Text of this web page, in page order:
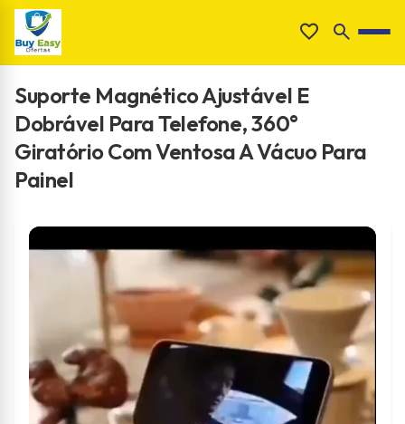
Pular
para
favorite
search
Suporte Magnético Ajustável E
Dobrável Para Telefone, 360°
Giratório Com Ventosa A Vácuo Para
Painel